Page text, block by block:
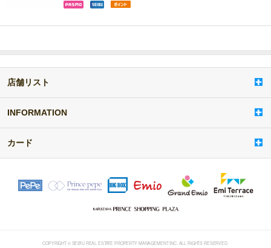
店舗リスト
a
d
d
e
INFORMATION
カード
COPYRIGHT © SEIBU REAL ESTATE PROPERTY MANAGEMENT INC. ALL RIGHTS RESERVED.